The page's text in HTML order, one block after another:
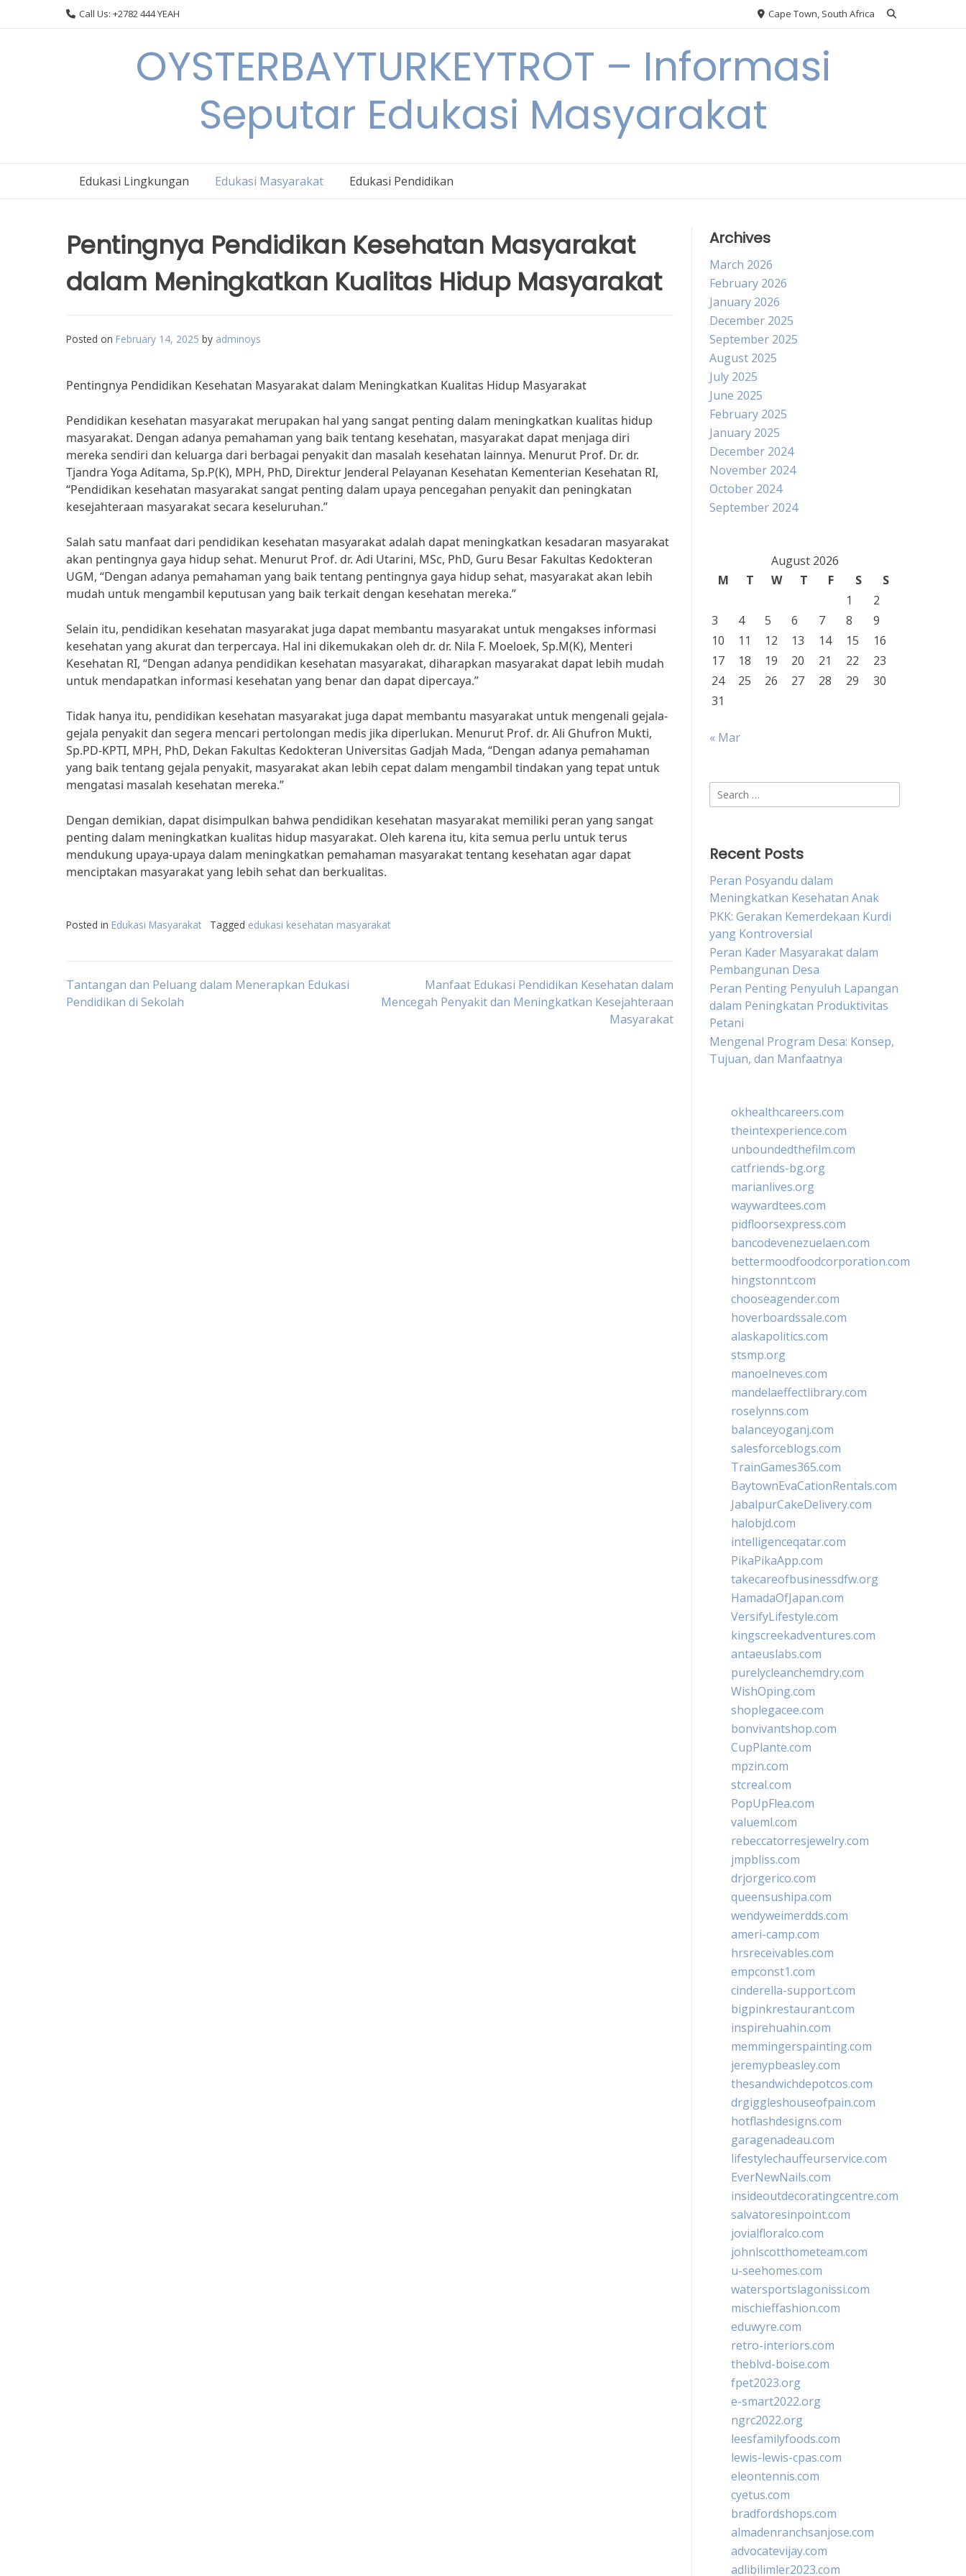
Call Us: +2782 444 YEAH Cape Town, South Africa
OYSTERBAYTURKEYTROT – Informasi
Seputar Edukasi Masyarakat
Edukasi Lingkungan Edukasi Masyarakat Edukasi Pendidikan
Pentingnya Pendidikan Kesehatan Masyarakat
dalam Meningkatkan Kualitas Hidup Masyarakat
Posted on February 14, 2025 by adminoys
Pentingnya Pendidikan Kesehatan Masyarakat dalam Meningkatkan Kualitas Hidup Masyarakat
Pendidikan kesehatan masyarakat merupakan hal yang sangat penting dalam meningkatkan kualitas hidup
masyarakat. Dengan adanya pemahaman yang baik tentang kesehatan, masyarakat dapat menjaga diri
mereka sendiri dan keluarga dari berbagai penyakit dan masalah kesehatan lainnya. Menurut Prof. Dr. dr.
Tjandra Yoga Aditama, Sp.P(K), MPH, PhD, Direktur Jenderal Pelayanan Kesehatan Kementerian Kesehatan RI,
“Pendidikan kesehatan masyarakat sangat penting dalam upaya pencegahan penyakit dan peningkatan
kesejahteraan masyarakat secara keseluruhan.”
Salah satu manfaat dari pendidikan kesehatan masyarakat adalah dapat meningkatkan kesadaran masyarakat
akan pentingnya gaya hidup sehat. Menurut Prof. dr. Adi Utarini, MSc, PhD, Guru Besar Fakultas Kedokteran
UGM, “Dengan adanya pemahaman yang baik tentang pentingnya gaya hidup sehat, masyarakat akan lebih
mudah untuk mengambil keputusan yang baik terkait dengan kesehatan mereka.”
Selain itu, pendidikan kesehatan masyarakat juga dapat membantu masyarakat untuk mengakses informasi
kesehatan yang akurat dan terpercaya. Hal ini dikemukakan oleh dr. dr. Nila F. Moeloek, Sp.M(K), Menteri
Kesehatan RI, “Dengan adanya pendidikan kesehatan masyarakat, diharapkan masyarakat dapat lebih mudah
untuk mendapatkan informasi kesehatan yang benar dan dapat dipercaya.”
Tidak hanya itu, pendidikan kesehatan masyarakat juga dapat membantu masyarakat untuk mengenali gejala-
gejala penyakit dan segera mencari pertolongan medis jika diperlukan. Menurut Prof. dr. Ali Ghufron Mukti,
Sp.PD-KPTI, MPH, PhD, Dekan Fakultas Kedokteran Universitas Gadjah Mada, “Dengan adanya pemahaman
yang baik tentang gejala penyakit, masyarakat akan lebih cepat dalam mengambil tindakan yang tepat untuk
mengatasi masalah kesehatan mereka.”
Dengan demikian, dapat disimpulkan bahwa pendidikan kesehatan masyarakat memiliki peran yang sangat
penting dalam meningkatkan kualitas hidup masyarakat. Oleh karena itu, kita semua perlu untuk terus
mendukung upaya-upaya dalam meningkatkan pemahaman masyarakat tentang kesehatan agar dapat
menciptakan masyarakat yang lebih sehat dan berkualitas.
Posted in Edukasi Masyarakat Tagged edukasi kesehatan masyarakat
Post
Tantangan dan Peluang dalam Menerapkan Edukasi
Pendidikan di Sekolah
Manfaat Edukasi Pendidikan Kesehatan dalam
Mencegah Penyakit dan Meningkatkan Kesejahteraan
Masyarakat
Archives
March 2026
February 2026
January 2026
December 2025
September 2025
August 2025
July 2025
June 2025
February 2025
January 2025
December 2024
November 2024
October 2024
September 2024
August 2026
M
T W T F S
S
1
2
3
4 5 6 7 8
9
10
11 12 13 14 15
16
17
18 19 20 21 22
23
24
25 26 27 28 29
30
31
« Mar
Search
for:
Recent Posts
Peran Posyandu dalam
Meningkatkan Kesehatan Anak
PKK: Gerakan Kemerdekaan Kurdi
yang Kontroversial
Peran Kader Masyarakat dalam
Pembangunan Desa
Peran Penting Penyuluh Lapangan
dalam Peningkatan Produktivitas
Petani
Mengenal Program Desa: Konsep,
Tujuan, dan Manfaatnya
okhealthcareers.com
theintexperience.com
unboundedthefilm.com
catfriends-bg.org
marianlives.org
waywardtees.com
pidfloorsexpress.com
bancodevenezuelaen.com
bettermoodfoodcorporation.com
hingstonnt.com
chooseagender.com
hoverboardssale.com
alaskapolitics.com
stsmp.org
manoelneves.com
mandelaeffectlibrary.com
roselynns.com
balanceyoganj.com
salesforceblogs.com
TrainGames365.com
BaytownEvaCationRentals.com
JabalpurCakeDelivery.com
halobjd.com
intelligenceqatar.com
PikaPikaApp.com
takecareofbusinessdfw.org
HamadaOfJapan.com
VersifyLifestyle.com
kingscreekadventures.com
antaeuslabs.com
purelycleanchemdry.com
WishOping.com
shoplegacee.com
bonvivantshop.com
CupPlante.com
mpzin.com
stcreal.com
PopUpFlea.com
valueml.com
rebeccatorresjewelry.com
jmpbliss.com
drjorgerico.com
queensushipa.com
wendyweimerdds.com
ameri-camp.com
hrsreceivables.com
empconst1.com
cinderella-support.com
bigpinkrestaurant.com
inspirehuahin.com
memmingerspainting.com
jeremypbeasley.com
thesandwichdepotcos.com
drgiggleshouseofpain.com
hotflashdesigns.com
garagenadeau.com
lifestylechauffeurservice.com
EverNewNails.com
insideoutdecoratingcentre.com
salvatoresinpoint.com
jovialfloralco.com
johnlscotthometeam.com
u-seehomes.com
watersportslagonissi.com
mischieffashion.com
eduwyre.com
retro-interiors.com
theblvd-boise.com
fpet2023.org
e-smart2022.org
ngrc2022.org
leesfamilyfoods.com
lewis-lewis-cpas.com
eleontennis.com
cyetus.com
bradfordshops.com
almadenranchsanjose.com
advocatevijay.com
adlibilimler2023.com